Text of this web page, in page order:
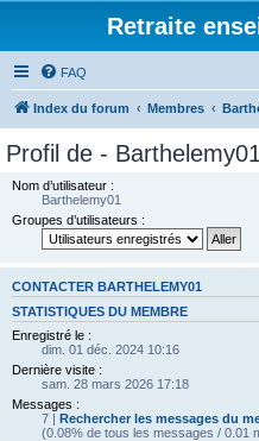
Retraite
FAQ
Index du forum Membres
Profil de - Barthelemy01
Nom d’utilisateur :
Barthelemy01
Groupes d’utilisateurs :
CONTACTER BARTHELEMY01
STATISTIQUES DU MEMBRE
Enregistré le :
dim. 01 déc. 2024 10:16
Dernière visite :
sam. 28 mars 2026 17:18
Messages :
7 | Rechercher les messages du
(0.08% de tous les messages / 0.01